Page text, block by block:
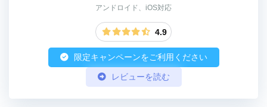
アンドロイド、iOS対応
4.9
限定キャンペーンをご利用ください
レビューを読む